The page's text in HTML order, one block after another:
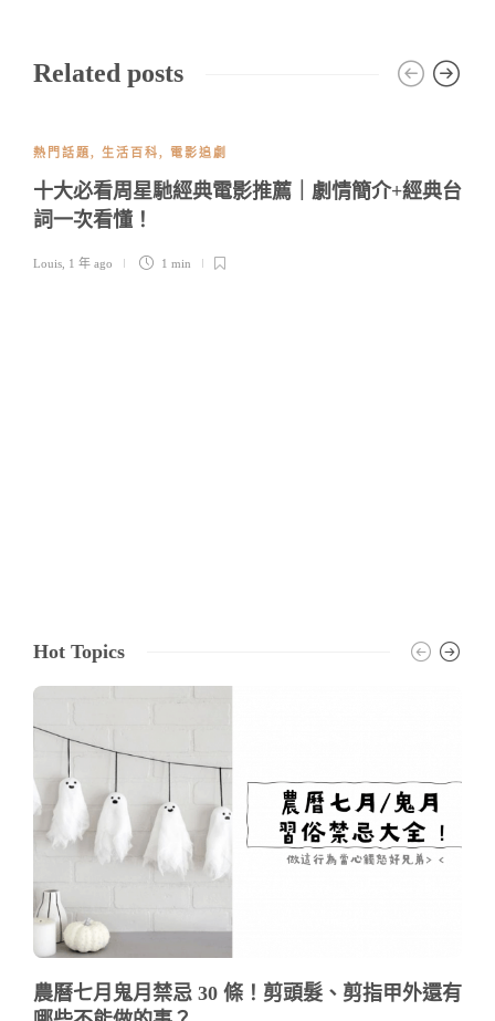
Related posts
熱門話題, 生活百科, 電影追劇
十大必看周星馳經典電影推薦｜劇情簡介+經典台
詞一次看懂！
Louis 1 年 ago 1 min
Hot Topics
農曆七月鬼月禁忌 30 條！剪頭髮、剪指甲外還有